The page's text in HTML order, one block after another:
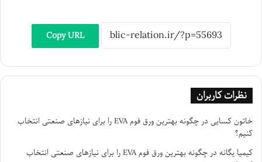
Copy URL
نظرات کاربران
خاتون کسایی در
چگونه بهترین ورق فوم EVA را برای نیازهای صنعتی انتخاب
کنیم؟
کیمیا یگانه در
چگونه بهترین ورق فوم EVA را برای نیازهای صنعتی انتخاب